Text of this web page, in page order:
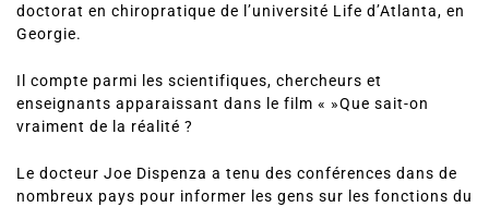
doctorat en chiropratique de l’université Life d’Atlanta, en
Georgie.
Il compte parmi les scientifiques, chercheurs et
enseignants apparaissant dans le film « »Que sait-on
vraiment de la réalité ?
Le docteur Joe Dispenza a tenu des conférences dans de
nombreux pays pour informer les gens sur les fonctions du